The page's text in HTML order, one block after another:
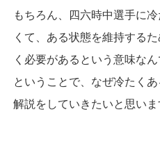
もちろん、四六時中選手に
くて、ある状態を維持する
く必要があるという意味なん
ということで、なぜ冷たく
解説をしていきたいと思いま